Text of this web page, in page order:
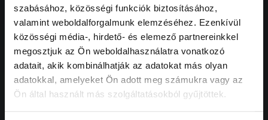
szabásához, közösségi funkciók biztosításához,
valamint weboldalforgalmunk elemzéséhez. Ezenkívül
közösségi média-, hirdető- és elemező partnereinkkel
megosztjuk az Ön weboldalhasználatra vonatkozó
adatait, akik kombinálhatják az adatokat más olyan
adatokkal, amelyeket Ön adott meg számukra vagy az
Ön által használt más szolgáltatásokból gyűjtöttek.
A pálya története
Társadalmi szerepvállalás
Misszió